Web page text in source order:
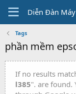
Diễn Đàn
Tags
phần mềm
If no results
l385". are found.